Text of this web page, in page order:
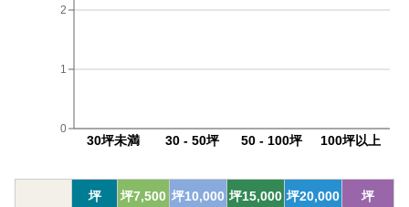
30坪未満 30 - 50坪 50 - 100坪 100坪以上
0
1
2
坪
坪7,500 坪10,000 坪15,000 坪20,000
坪